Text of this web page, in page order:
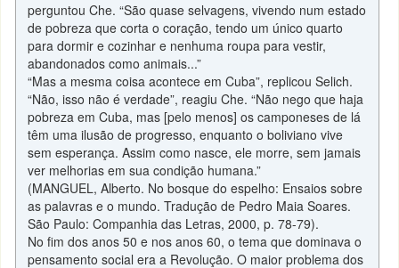
perguntou Che. “São quase selvagens, vivendo num estado
de pobreza que corta o coração, tendo um único quarto
para dormir e cozinhar e nenhuma roupa para vestir,
abandonados como animais...”
“Mas a mesma coisa acontece em Cuba”, replicou Selich.
“Não, isso não é verdade”, reagiu Che. “Não nego que haja
pobreza em Cuba, mas [pelo menos] os camponeses de lá
têm uma ilusão de progresso, enquanto o boliviano vive
sem esperança. Assim como nasce, ele morre, sem jamais
ver melhorias em sua condição humana.”
(MANGUEL, Alberto. No bosque do espelho: Ensaios sobre
as palavras e o mundo. Tradução de Pedro Maia Soares.
São Paulo: Companhia das Letras, 2000, p. 78-79).
No fim dos anos 50 e nos anos 60, o tema que dominava o
pensamento social era a Revolução. O maior problema dos